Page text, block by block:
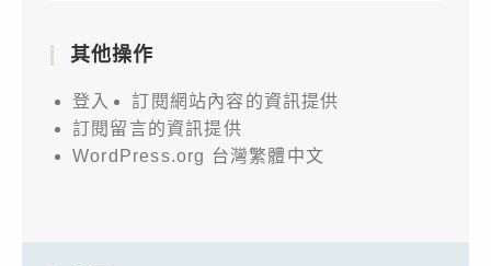
其他操作
登入
訂閱網站內容的資訊提供
訂閱留言的資訊提供
WordPress.org 台灣繁體中文